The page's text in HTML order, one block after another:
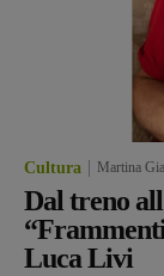
Cultura Martina
Dal treno
Luca Livi